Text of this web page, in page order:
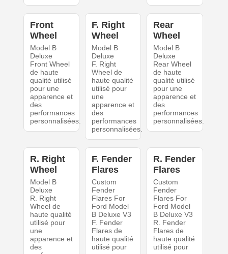
Front
Wheel
Model B
Deluxe
Front Wheel
de haute
qualité utilisé
pour une
apparence et
des
performances
personnalisées.
F. Right
Wheel
Model B
Deluxe
F. Right
Wheel de
haute qualité
utilisé pour
une
apparence et
des
performances
personnalisées.
Rear
Wheel
Model B
Deluxe
Rear Wheel
de haute
qualité utilisé
pour une
apparence et
des
performances
personnalisées.
R. Right
Wheel
Model B
Deluxe
R. Right
Wheel de
haute qualité
utilisé pour
une
apparence et
des
F. Fender
Flares
Custom
Fender
Flares For
Ford Model
B Deluxe V3
F. Fender
Flares de
haute qualité
utilisé pour
R. Fender
Flares
Custom
Fender
Flares For
Ford Model
B Deluxe V3
R. Fender
Flares de
haute qualité
utilisé pour